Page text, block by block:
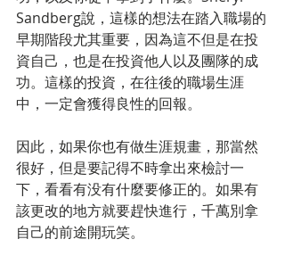
Sandberg說，這樣的想法在踏入職場的
早期階段尤其重要，因為這不但是在投
資自己，也是在投資他人以及團隊的成
功。這樣的投資，在往後的職場生涯
中，一定會獲得良性的回報。
因此，如果你也有做生涯規畫，那當然
很好，但是要記得不時拿出來檢討一
下，看看有没有什麼要修正的。如果有
該更改的地方就要趕快進行，千萬別拿
自己的前途開玩笑。